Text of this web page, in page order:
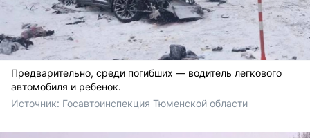
Предварительно, среди погибших — водитель легкового
автомобиля и ребенок.
Источник: Госавтоинспекция Тюменской области